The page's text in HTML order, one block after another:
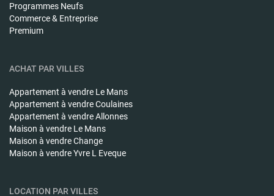
Programmes Neufs
Commerce & Entreprise
Premium
ACHAT PAR VILLES
Appartement à vendre Le Mans
Appartement à vendreCoulaines
Appartement à vendreAllonnes
Maison à vendre Le Mans
Maison à vendreChange
Maison à vendreYvre L Eveque
LOCATION PAR VILLES